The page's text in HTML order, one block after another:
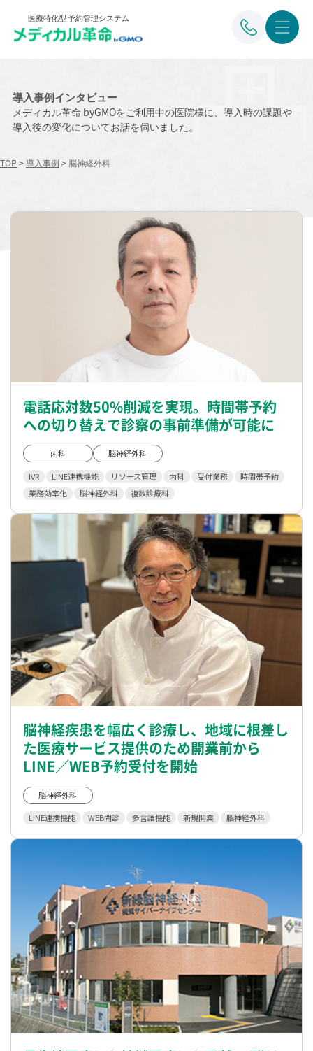
医療特化型 予約管理システム
導入事例インタビュー
メディカル革命 byGMOをご利用中の医院様に、導入時の課題や
導入後の変化についてお話を伺いました。
TOP > 導入事例 > 脳神経外科
電話応対数50%削減を実現。時間帯予約
への切り替えで診察の事前準備が可能に
内科 脳神経外科
IVR LINE連携機能 リソース管理 内科 受付業務
時間帯予約
業務効率化
脳神経外科 複数診療科
脳神経疾患を幅広く診療し、地域に根差し
た医療サービス提供のため開業前から
LINE／WEB予約受付を開始
脳神経外科
LINE連携機能 WEB問診 多言語機能 新規開業 脳神経外科